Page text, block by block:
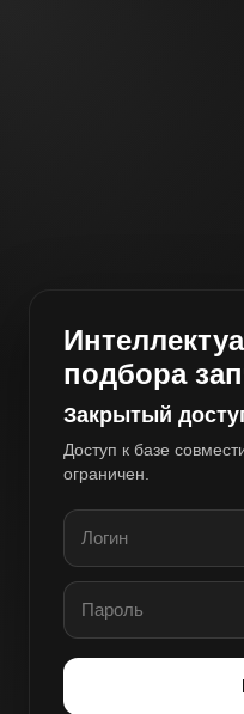
подбора
Закрытый
Доступ к базе
ограничен.